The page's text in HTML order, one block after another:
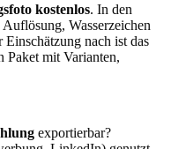
kostenlos. In den
Wasserzeichen
nach ist das
Paket mit Varianten,
exportierbar?